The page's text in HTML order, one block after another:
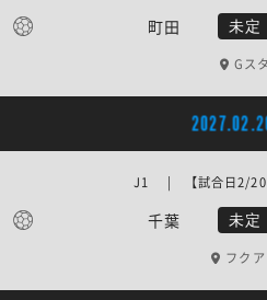
町田 未定
Gスタ
千葉 未定
J1 | 【試合日2/
フクア